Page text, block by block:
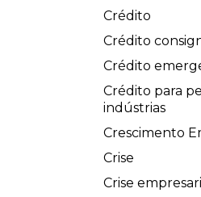
Crédito
Crédito
Crédito
Crédito para
indústrias
Crescimento
Crise
Crise